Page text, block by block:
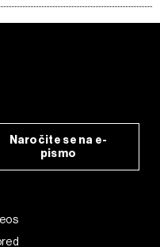
Naročite se na e-
pismo